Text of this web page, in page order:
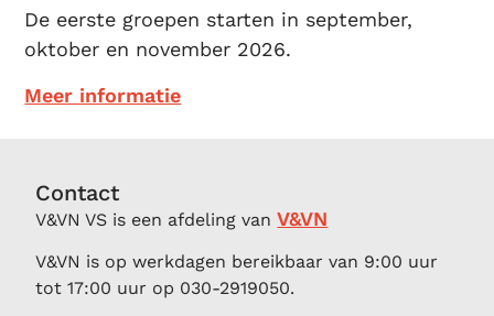
De eerste groepen starten in september,
oktober en november 2026.
Meer informatie
Contact
V&VN VS is een afdeling vanV&VN
V&VN is op werkdagen bereikbaar van 9:00 uur
tot 17:00 uur op 030-2919050.